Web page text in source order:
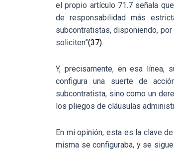
el propio artículo 71.7 señala
de responsabilidad más
subcontratistas, disponiendo,
soliciten”(37).
Y, precisamente, en esa línea,
configura una suerte de
subcontratista, sino como un
los pliegos de cláusulas
En mi opinión, esta es la clave
misma se configuraba, y se